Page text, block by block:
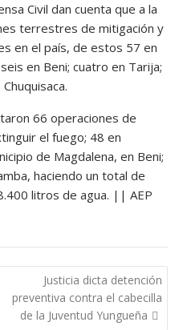
Civil dan cuenta que a la
terrestres de mitigación y
en el país, de estos 57 en
en Beni; cuatro en Tarija;
66 operaciones de
el fuego; 48 en
de Magdalena, en Beni;
haciendo un total de
litros de agua. || AEP
Justicia dicta detención
preventiva contra el cabecilla
de la Juventud Yungueña